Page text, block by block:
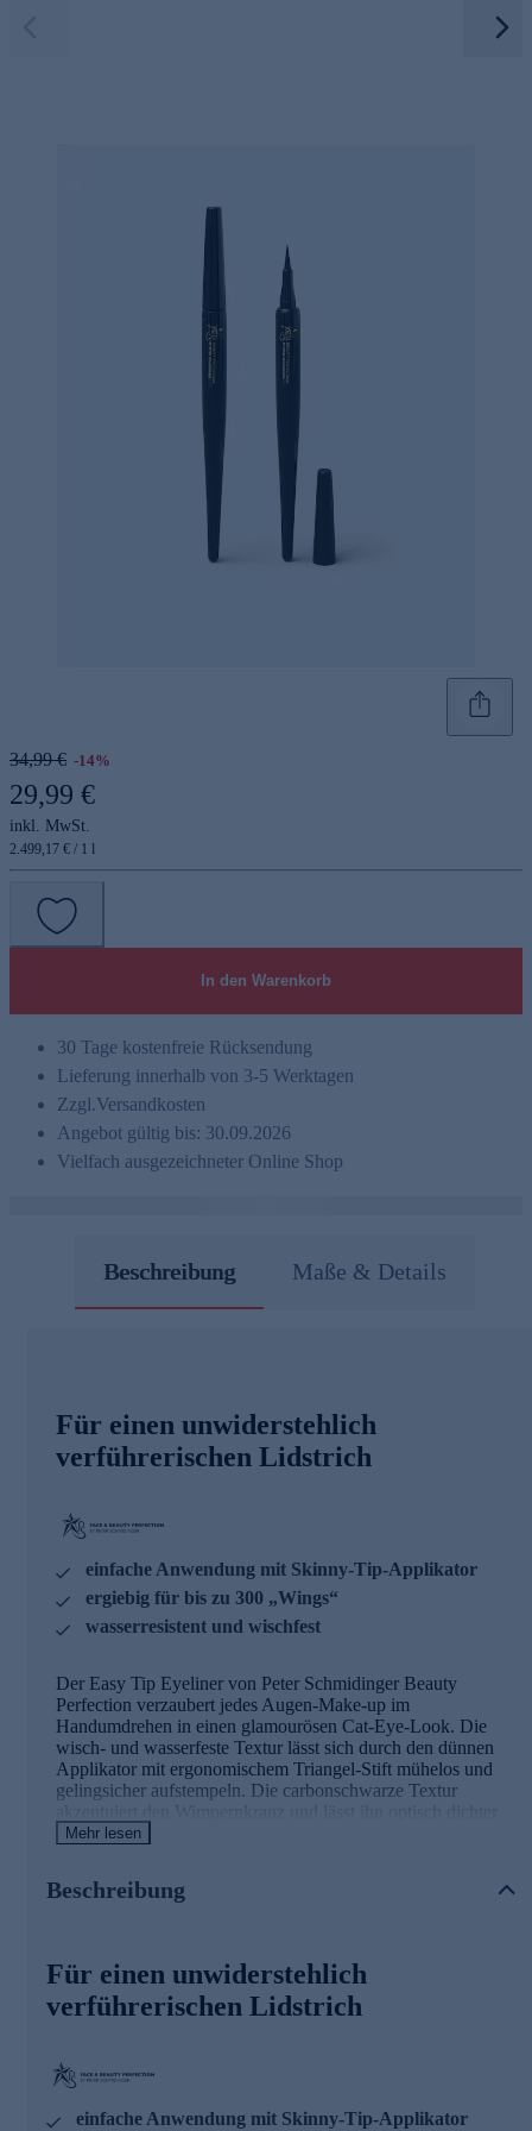
34,99 € -14%
29,99 €
inkl. MwSt.
2.499,17 € / 1 l
In den Warenkorb
30 Tage kostenfreie Rücksendung
Lieferung innerhalb von 3-5 Werktagen
Zzgl.Versandkosten
Angebot gültig bis: 30.09.2026
Vielfach ausgezeichneter Online Shop
Beschreibung Maße & Details
Für einen unwiderstehlich
verführerischen Lidstrich
einfache Anwendung mit Skinny-Tip-Applikator
ergiebig für bis zu 300 „Wings“
wasserresistent und wischfest
Der Easy Tip Eyeliner von Peter Schmidinger Beauty
Perfection verzaubert jedes Augen-Make-up im
Handumdrehen in einen glamourösen Cat-Eye-Look. Die
wisch- und wasserfeste Textur lässt sich durch den dünnen
Applikator mit ergonomischem Triangel-Stift mühelos und
gelingsicher aufstempeln. Die carbonschwarze Textur
akzentuiert den Wimpernkranz und lässt ihn optisch dichter
sowie die Augen wacher aussehen. Für einen
EASY GRIP & STYLE:
SkinnyTip Applikator lässt sich die Textur auch bei
Schlupflidern mühelos aufstempeln.
INTENSE TEXTURE:Diese Textur bietet ein Satin-
Haltbarkeit von bis zu 24 Stunden.
DEEP FORMULA:
Mit einem hohen Anteil an
Mehr lesen
Beschreibung
Für einen unwiderstehlich
verführerischen Lidstrich
einfache Anwendung mit Skinny-Tip-Applikator